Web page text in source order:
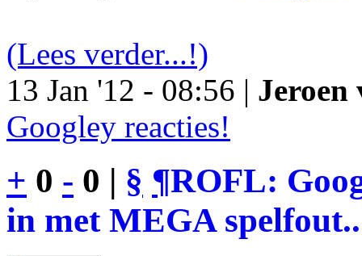
(Lees verder...!)
13 Jan '12 - 08:56 | Jeroen
Googley reacties!
+ 0 - 0 | § ¶ROFL:
in met MEGA